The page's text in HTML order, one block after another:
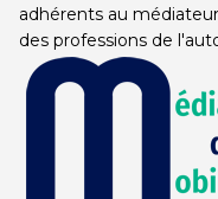
AUTOVISION
Taverny
centre
EVITER
QUI
adhérents au
des professions de